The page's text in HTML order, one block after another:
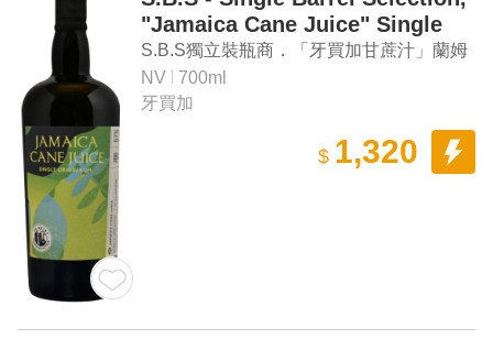
"Jamaica Cane Juice" Single
Origin Rum
S.B.S獨立裝瓶商．「牙買加甘蔗汁」蘭姆
酒
NV
700ml
牙買加
$ 1,320